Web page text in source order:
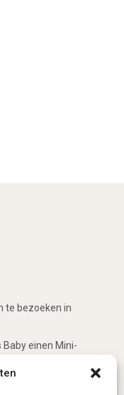
te bezoeken in
Baby einen Mini-